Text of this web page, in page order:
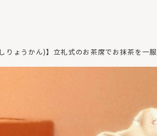
りょうかん)】立礼式のお茶席でお抹茶を一